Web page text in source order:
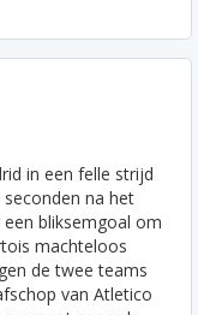
in een felle strijd
na het
bliksemgoal om
machteloos
de twee teams
van Atletico